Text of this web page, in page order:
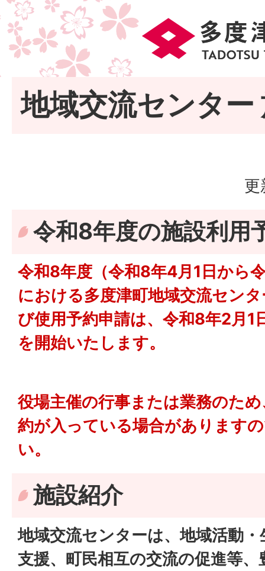
地域交流センター
更
令和8年度の施設利用
令和8年度（令和8年4月1日から
における多度津町地域交流セン
び使用予約申請は、令和8年2月1
を開始いたします。
役場主催の行事または業務のた
約が入っている場合があります
い。
施設紹介
地域交流センターは、地域活動
支援、町民相互の交流の促進等